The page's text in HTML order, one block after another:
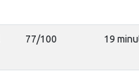
77/100 19